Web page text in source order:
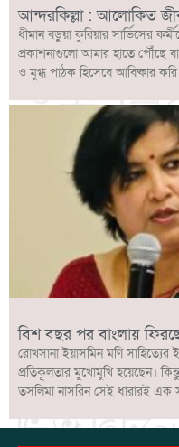
আন্দরকিল্লা : আলোকিত
ধীমান বড়ুয়া কুরিয়ার সার্ভিসের
প্রকাশনাগুলো আমার হাতে পৌঁছে
ও মুগ্ধ পাঠক হিসেবে আবিষ্কার
বিশ বছর পর বাংলায়
রোখসানা ইয়াসমিন মণি
প্রতিকূলতার মুখোমুখি হয়েছেন।
তসলিমা নাসরিন সেই ধারারই এক